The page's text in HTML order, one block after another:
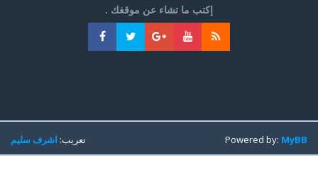
إكتب ما تشاء عن موقغك .
تعريب:اشرف سليم Powered by:MyBB